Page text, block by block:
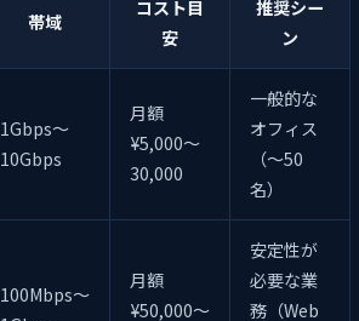
帯域
コスト目
安
推奨シー
ン
1Gbps〜
10Gbps
月額
¥5,000〜
30,000
一般的な
オフィス
（〜50
名）
100Mbps〜
月額
¥50,000〜
安定性が
必要な業
務（Web